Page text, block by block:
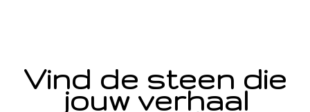
Vind de steen die
jouw verhaal